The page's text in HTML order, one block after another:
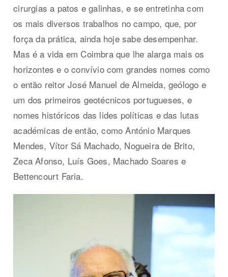
cirurgias a patos e galinhas, e se entretinha com
os mais diversos trabalhos no campo, que, por
força da prática, ainda hoje sabe desempenhar.
Mas é a vida em Coimbra que lhe alarga mais os
horizontes e o convívio com grandes nomes como
o então reitor José Manuel de Almeida, geólogo e
um dos primeiros geotécnicos portugueses, e
nomes históricos das lides políticas e das lutas
académicas de então, como António Marques
Mendes, Vítor Sá Machado, Nogueira de Brito,
Zeca Afonso, Luís Goes, Machado Soares e
Bettencourt Faria.